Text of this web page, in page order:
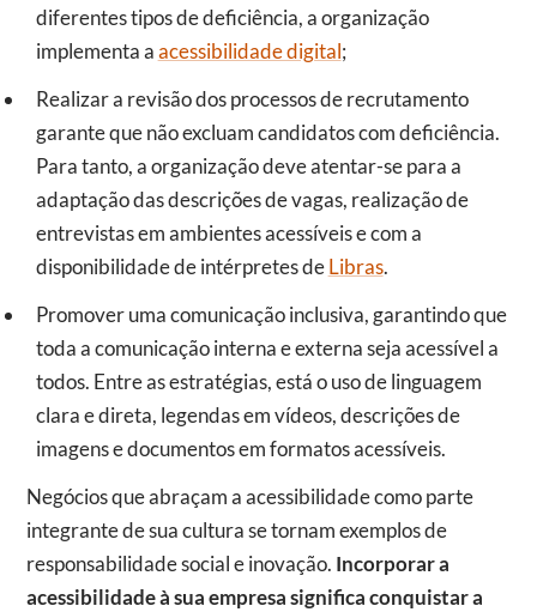
diferentes tipos de deficiência, a organização
implementa aacessibilidade digital;
Realizar a revisão dos processos de recrutamento
garante que não excluam candidatos com deficiência.
Para tanto, a organização deve atentar-se para a
adaptação das descrições de vagas, realização de
entrevistas em ambientes acessíveis e com a
disponibilidade de intérpretes deLibras.
Promover uma comunicação inclusiva, garantindo que
toda a comunicação interna e externa seja acessível a
todos. Entre as estratégias, está o uso de linguagem
clara e direta, legendas em vídeos, descrições de
imagens e documentos em formatos acessíveis.
Negócios que abraçam a acessibilidade como parte
integrante de sua cultura se tornam exemplos de
responsabilidade social e inovação. Incorporar a
acessibilidade à sua empresa significa conquistar a